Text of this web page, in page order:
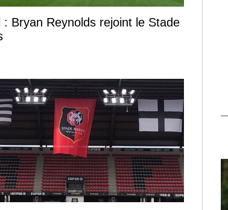
: Bryan Reynolds rejoint le Stade